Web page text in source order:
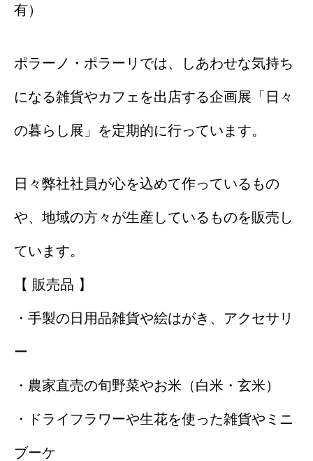
シナプスの笑いバックナンバー
ラグーナ出版の自費出版
ラグーナ製本工房
中井久夫と考える患者シリーズ 特別手製本 全4巻セット
WHOピアサポート（日本語訳）
アクセス
個人情報保護方針
有）
ポラーノ・ポラーリでは、しあわせな気持ち
になる雑貨やカフェを出店する企画展「日々
の暮らし展」を定期的に行っています。
日々弊社社員が心を込めて作っているもの
や、地域の方々が生産しているものを販売し
ています。
【 販売品 】
・手製の日用品雑貨や絵はがき、アクセサリ
ー
・農家直売の旬野菜やお米（白米・玄米）
・ドライフラワーや生花を使った雑貨やミニ
ブーケ